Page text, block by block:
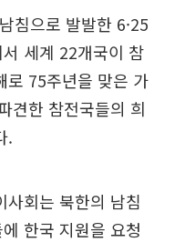
침으로 발발한 6·25
세계 22개국이 참
로 75주년을 맞은 가
견한 참전국들의 희
.
사회는 북한의 남침
한국 지원을 요청